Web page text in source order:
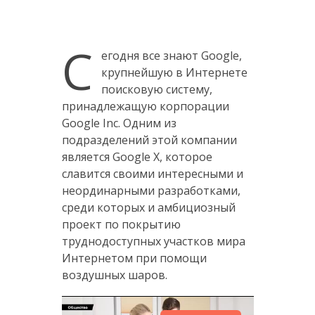
С
егодня все знают Google,
крупнейшую в Интернете
поисковую систему,
принадлежащую корпорации
Google Inc. Одним из
подразделений этой компании
является Google X, которое
славится своими интересными и
неординарными разработками,
среди которых и амбициозный
проект по покрытию
труднодоступных участков мира
Интернетом при помощи
воздушных шаров.